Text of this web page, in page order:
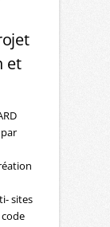
et
sites